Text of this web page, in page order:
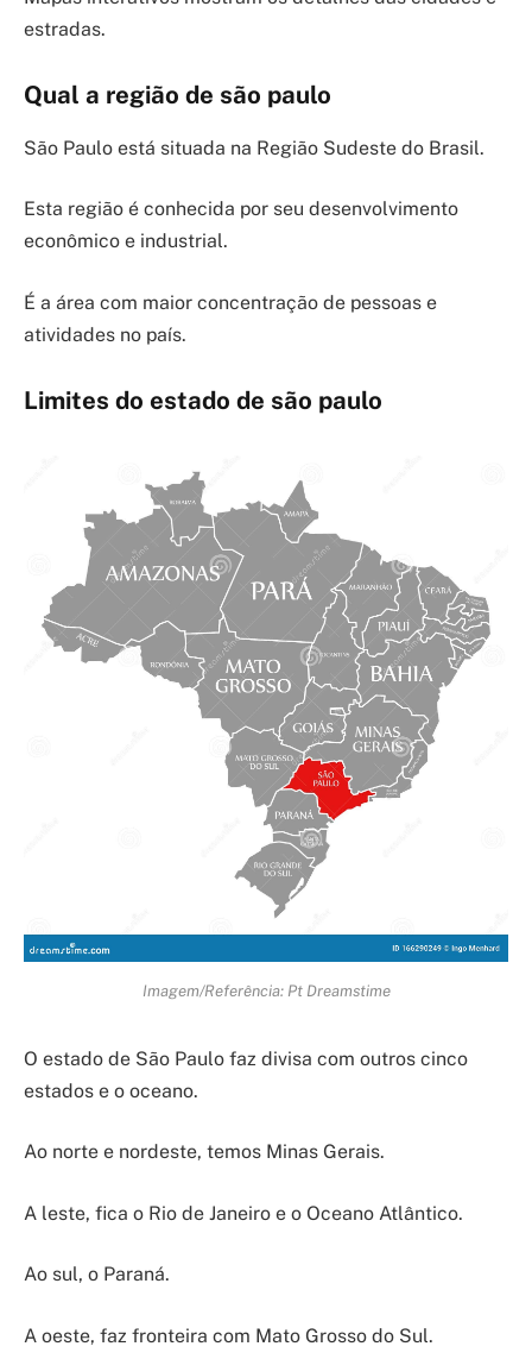
estradas.
Qual a região de são paulo
São Paulo está situada na Região Sudeste do Brasil.
Esta região é conhecida por seu desenvolvimento
econômico e industrial.
É a área com maior concentração de pessoas e
atividades no país.
Limites do estado de são paulo
Imagem/Referência: Pt Dreamstime
O estado de São Paulo faz divisa com outros cinco
estados e o oceano.
Ao norte e nordeste, temos Minas Gerais.
A leste, fica o Rio de Janeiro e o Oceano Atlântico.
Ao sul, o Paraná.
A oeste, faz fronteira com Mato Grosso do Sul.